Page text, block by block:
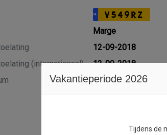
NL V549RZ
Marge
12-09-2018
(internationaal)
12-09-2018
12-06-2027
Grijs Metallic
Vakantieperiode 2026
Tijdens de